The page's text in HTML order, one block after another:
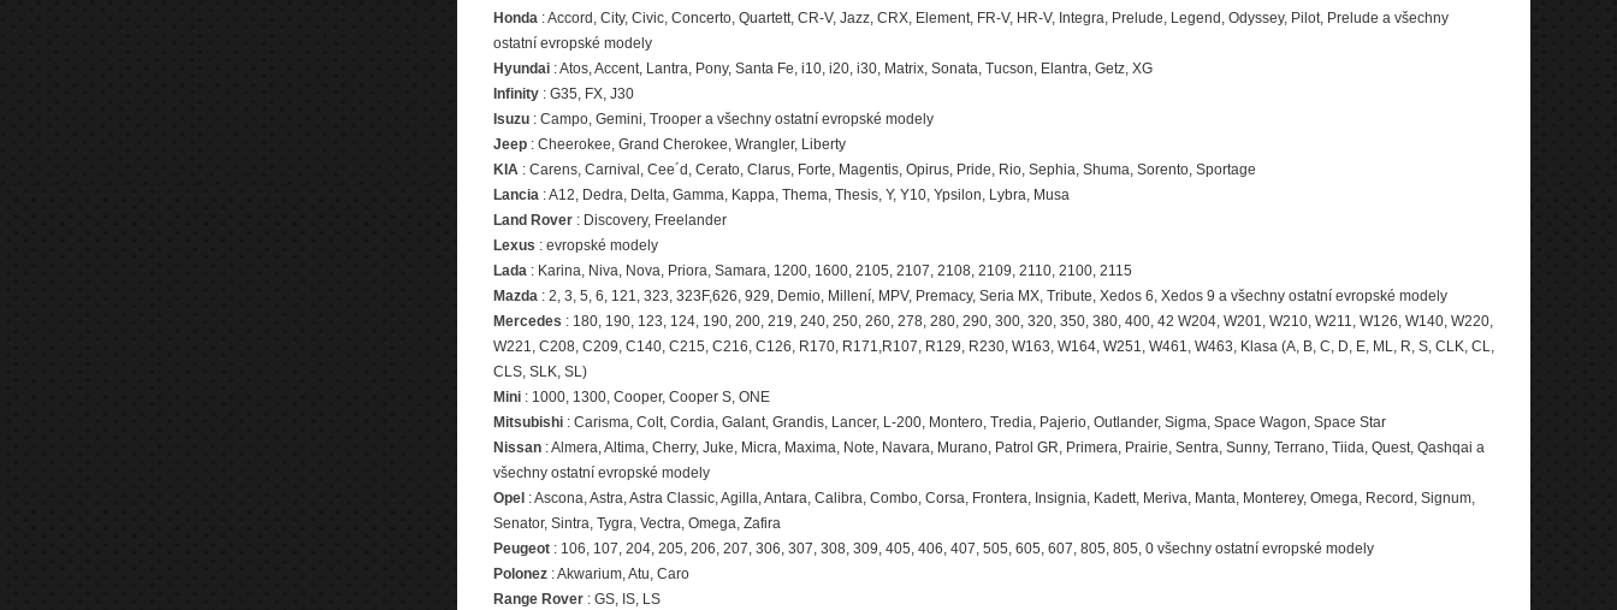
Honda: Accord, City, Civic, Concerto, Quartett, CR-V, Jazz, CRX, Element, FR-V, HR-V, Integra, Prelude, Legend, Odyssey, Pilot, Prelude a všechny
ostatní evropské modely
Hyundai: Atos, Accent, Lantra, Pony, Santa Fe, i10, i20, i30, Matrix, Sonata, Tucson, Elantra, Getz, XG
Infinity: G35, FX, J30
Isuzu: Campo, Gemini, Trooper a všechny ostatní evropské modely
Jeep: Cheerokee, Grand Cherokee, Wrangler, Liberty
KIA: Carens, Carnival, Cee´d, Cerato, Clarus, Forte, Magentis, Opirus, Pride, Rio, Sephia, Shuma, Sorento, Sportage
Lancia: A12, Dedra, Delta, Gamma, Kappa, Thema, Thesis, Y, Y10, Ypsilon, Lybra, Musa
Land Rover: Discovery, Freelander
Lexus : evropské modely
Lada: Karina, Niva, Nova, Priora, Samara, 1200, 1600, 2105, 2107, 2108, 2109, 2110, 2100, 2115
Mazda: 2, 3, 5, 6, 121, 323, 323F,626, 929, Demio, Millení, MPV, Premacy, Seria MX, Tribute, Xedos 6, Xedos 9 a všechny ostatní evropské modely
Mercedes : 180, 190, 123, 124, 190, 200, 219, 240, 250, 260, 278, 280, 290, 300, 320, 350, 380, 400, 42 W204, W201, W210, W211, W126, W140, W220,
W221, C208, C209, C140, C215, C216, C126, R170, R171,R107, R129, R230, W163, W164, W251, W461, W463, Klasa (A, B, C, D, E, ML, R, S, CLK, CL,
CLS, SLK, SL)
Mini: 1000, 1300, Cooper, Cooper S, ONE
Mitsubishi: Carisma, Colt, Cordia, Galant, Grandis, Lancer, L-200, Montero, Tredia, Pajerio, Outlander, Sigma, Space Wagon, Space Star
Nissan: Almera, Altima, Cherry, Juke, Micra, Maxima, Note, Navara, Murano, Patrol GR, Primera, Prairie, Sentra, Sunny, Terrano, Tiida, Quest, Qashqai a
všechny ostatní evropské modely
Opel : Ascona, Astra, Astra Classic, Agilla, Antara, Calibra, Combo, Corsa, Frontera, Insignia, Kadett, Meriva, Manta, Monterey, Omega, Record, Signum,
Senator, Sintra, Tygra, Vectra, Omega, Zafira
Peugeot: 106, 107, 204, 205, 206, 207, 306, 307, 308, 309, 405, 406, 407, 505, 605, 607, 805, 805, 0 všechny ostatní evropské modely
Polonez: Akwarium, Atu, Caro
Range Rover: GS, IS, LS